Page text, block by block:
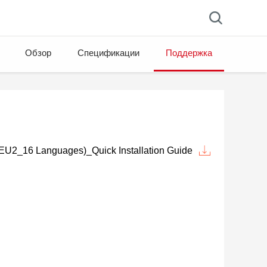
Обзор Спецификации Поддержка
Languages)_Quick Installation Guide